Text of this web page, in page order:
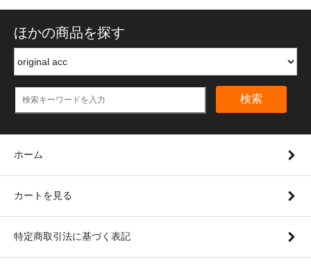
ほかの商品を探す
検索
ホーム
カートを見る
特定商取引法に基づく表記